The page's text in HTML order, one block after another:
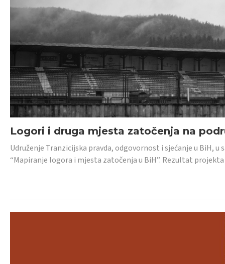
Logori i druga mjesta zatočenja na
Udruženje Tranzicijska pravda, odgovornost i sjećanje u BiH,
“Mapiranje logora i mjesta zatočenja u BiH”. Rezultat